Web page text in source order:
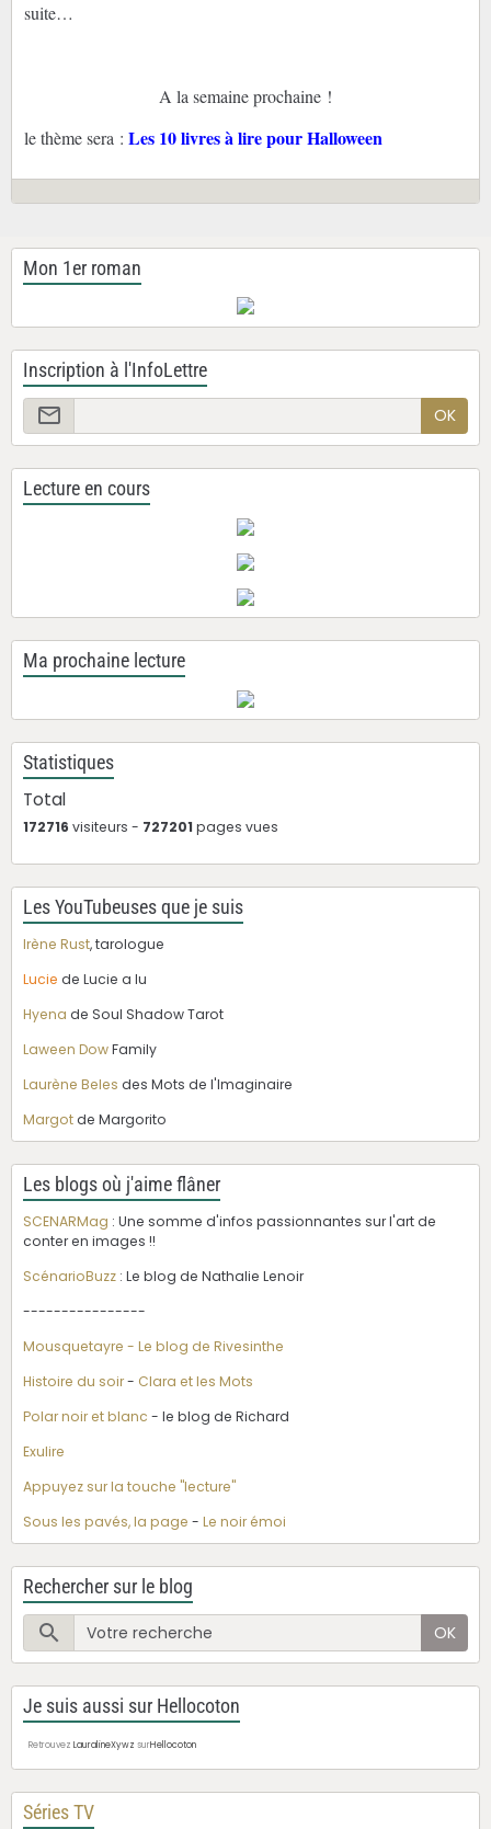
suite…
A la semaine prochaine !
le thème sera : Les 10 livres à lire pour Halloween
Mon 1er roman
Inscription à l'InfoLettre
OK
Lecture en cours
Ma prochaine lecture
Statistiques
Total
172716 visiteurs - 727201pages vues
Les YouTubeuses que je suis
Irène Rust, tarologue
Lucie de Lucie a lu
Hyena de Soul Shadow Tarot
Laween DowFamily
Laurène Beles des Mots de l'Imaginaire
Margotde Margorito
Les blogs où j'aime flâner
SCENARMag : Une somme d'infos passionnantes sur l'art de
conter en images !!
ScénarioBuzz : Le blog de Nathalie Lenoir
----------------
Mousquetayre - Le blog de Rivesinthe
Histoire du soir- Clara et les Mots
Polar noir et blanc - le blog de Richard
Exulire
Appuyez sur la touche "lecture"
Sous les pavés, la page - Le noir émoi
Rechercher sur le blog
OK
Je suis aussi sur Hellocoton
Retrouvez LauralineXywz surHellocoton
Séries TV